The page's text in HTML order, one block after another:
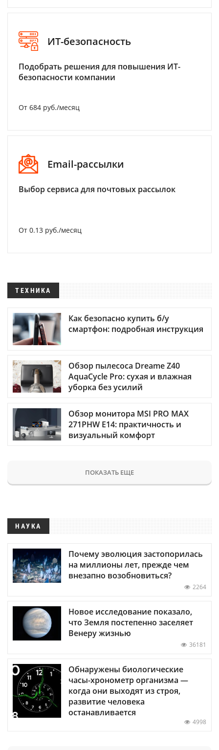
ИТ-безопасность
Подобрать решения для повышения ИТ-
безопасности компании
От 684 руб./месяц
Email-рассылки
Выбор сервиса для почтовых рассылок
От 0.13 руб./месяц
ТЕХНИКА
Как безопасно купить б/у
смартфон: подробная инструкция
Обзор пылесоса Dreame Z40
AquaCycle Pro: сухая и влажная
уборка без усилий
Обзор монитора MSI PRO MAX
271PHW E14: практичность и
визуальный комфорт
ПОКАЗАТЬ ЕЩЕ
НАУКА
Почему эволюция застопорилась
на миллионы лет, прежде чем
внезапно возобновиться?
2264
Новое исследование показало,
что Земля постепенно заселяет
Венеру жизнью
36181
Обнаружены биологические
часы-хронометр организма —
когда они выходят из строя,
развитие человека
останавливается
4998